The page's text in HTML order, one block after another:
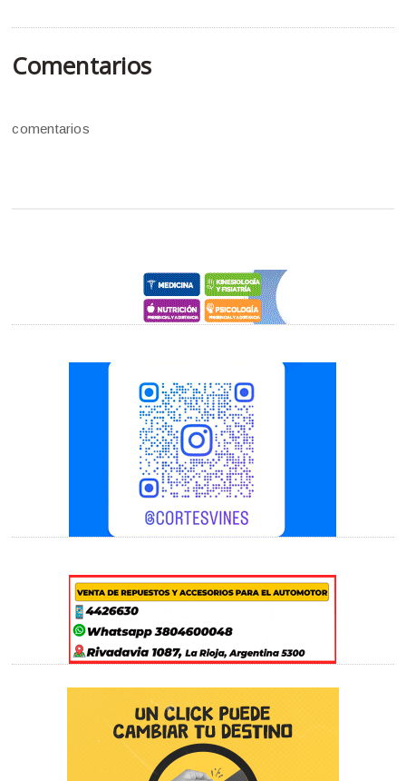
Comentarios
comentarios